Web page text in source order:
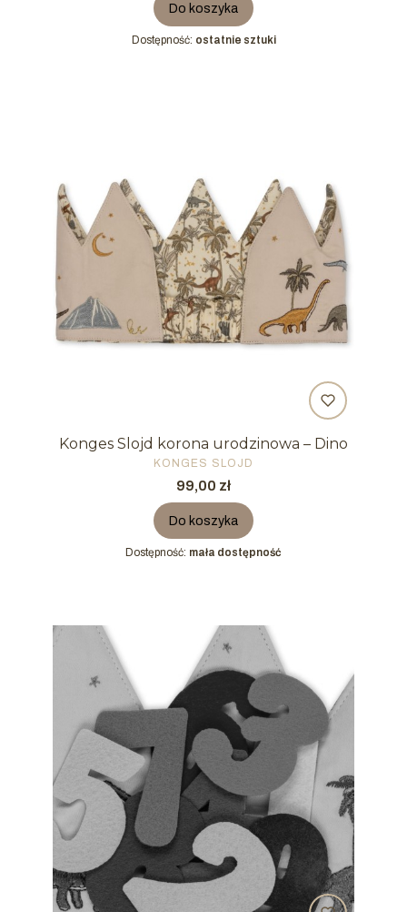
Do koszyka
Dostępność: ostatnie sztuki
Konges Slojd korona urodzinowa – Dino
PRODUCENT
KONGES SLOJD
Cena
99,00 zł
Do koszyka
Dostępność: mała dostępność